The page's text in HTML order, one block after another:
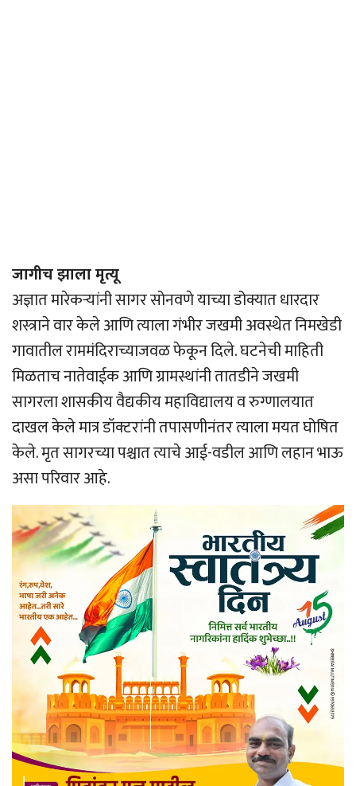
जागीच झाला मृत्यू
अज्ञात मारेकर्‍यांनी सागर सोनवणे याच्या डोक्यात धारदार
शस्त्राने वार केले आणि त्याला गंभीर जखमी अवस्थेत निमखेडी
गावातील राममंदिराच्याजवळ फेकून दिले. घटनेची माहिती
मिळताच नातेवाईक आणि ग्रामस्थांनी तातडीने जखमी
सागरला शासकीय वैद्यकीय महाविद्यालय व रुग्णालयात
दाखल केले मात्र डॉक्टरांनी तपासणीनंतर त्याला मयत घोषित
केले. मृत सागरच्या पश्चात त्याचे आई-वडील आणि लहान भाऊ
असा परिवार आहे.